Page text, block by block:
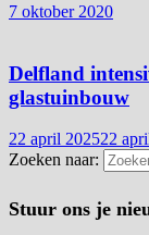
7 oktober 2020
Delfland
glastuinbouw
22 april 202522
Zoeken naar:
Stuur ons je